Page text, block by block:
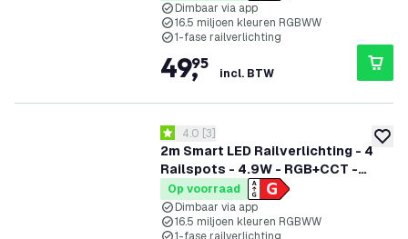
Dimbaar via app
16.5 miljoen kleuren RGBWW
1-fase railverlichting
49,
95
incl. BTW
2m Smart LED Railverlichting - 4
Railspots - 4.9W - RGB+CCT -
Dimbaar - 1-Fase Railsysteem -
Zwart
reviews drawer openen
4 score sterren
4.0 [3]
Op voorraad
Dimbaar via app
16.5 miljoen kleuren RGBWW